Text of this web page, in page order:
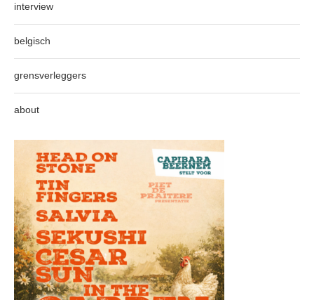
interview
belgisch
grensverleggers
about